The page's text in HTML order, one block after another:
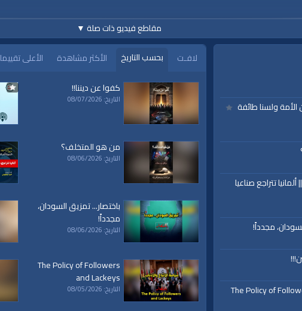
www.alwaqiyah.tv | facebook.com/
عن الهوى|حديث
مقاطع فيديو ذات صلة ▼
ولسنا طائفة
تتراجع صناعيا
مجدداً!
The Policy of
لافـت بحسب التاريخ الأكثر مشاهدة
الأعلى تقييما
كفوا عن ديننا!!
التاريخ: 08/07/2026
من هو المتخلف؟
التاريخ: 08/06/2026
باختصار... تمزيق السودان،
مجدداً!
التاريخ: 08/06/2026
The Policy of Followers
and Lackeys
التاريخ: 08/05/2026